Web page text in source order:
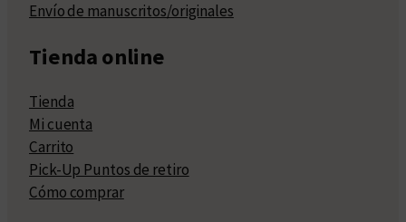
Envío de manuscritos/originales
Tienda online
Tienda
Mi cuenta
Carrito
Pick-Up Puntos de retiro
Cómo comprar